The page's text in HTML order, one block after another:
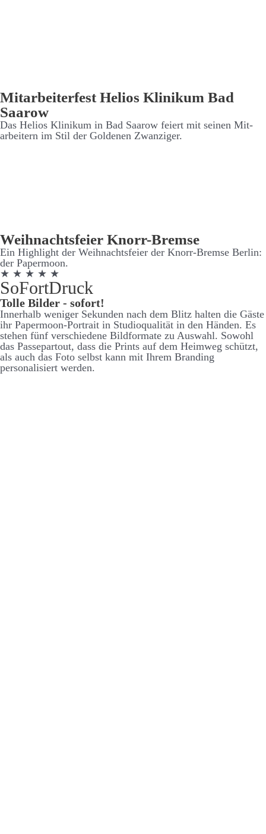
Mit­arbeiter­fest Helios Klinikum Bad
Saarow
Das Helios Klinikum in Bad Saarow feiert mit seinen Mit­
arbeitern im Stil der Goldenen Zwanziger.
Weih­nachts­feier Knorr-Bremse
Ein High­light der Weih­nachts­feier der Knorr-Bremse Berlin:
der Paper­moon.
★ ★ ★ ★ ★
SoFort­Druck
Tolle Bilder - sofort!
Inner­halb weniger Se­kunden nach dem Blitz halten die Gäste
ihr Paper­moon-Portrait in Studio­qualität in den Händen. Es
stehen fünf ver­schiedene Bild­formate zu Aus­wahl. So­wohl
das Passe­partout, dass die Prints auf dem Heim­weg schützt,
als auch das Foto selbst kann mit Ihrem Branding
personalisiert werden.